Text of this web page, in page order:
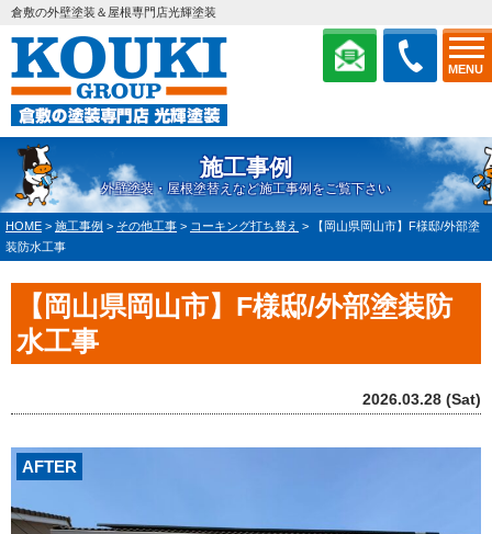
MENU
倉敷の外壁塗装＆屋根専門店光輝塗装
施工事例
外壁塗装・屋根塗替えなど施工事例をご覧下さい
HOME > 施工事例 > その他工事 > コーキング打ち替え >
【岡山県岡山市】F様邸/外部塗
装防水工事
【岡山県岡山市】F様邸/外部塗装防
水工事
2026.03.28 (Sat)
AFTER